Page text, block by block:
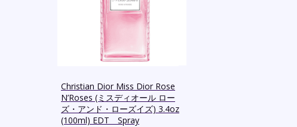
Christian Dior Miss Dior Rose
N’Roses (ミスディオール ロー
ズ・アンド・ローズイズ) 3.4oz
(100ml) EDT Spray